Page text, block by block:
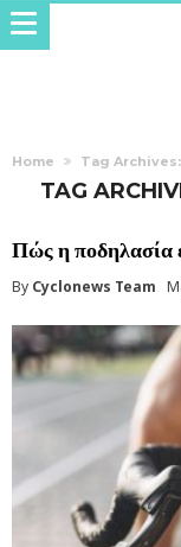
Home Tag Archives:
TAG
Πώς η ποδηλασία
By Cyclonews Team